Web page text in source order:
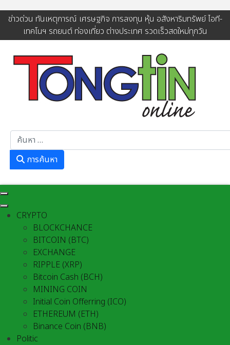
ข่าวด่วน ทันเหตุการณ์ เศรษฐกิจ การลงทุน หุ้น อสังหาริมทรัพย์ ไอที-
เทคโนฯ รถยนต์ ท่องเที่ยว ต่างประเทศ รวดเร็วสดใหม่ทุกวัน
การค้นหา
CRYPTO
BLOCKCHANCE
BITCOIN (BTC)
EXCHANGE
RIPPLE (XRP)
Bitcoin Cash (BCH)
MINING COIN
Initial Coin Offerring (ICO)
ETHEREUM (ETH)
Binance Coin (BNB)
Politic